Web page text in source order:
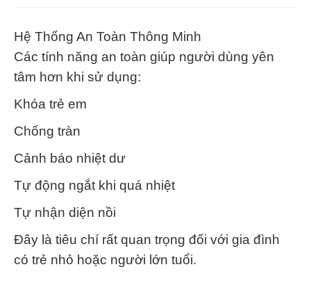
Hệ Thống An Toàn Thông Minh
Các tính năng an toàn giúp người dùng yên
tâm hơn khi sử dụng:
Khóa trẻ em
Chống tràn
Cảnh báo nhiệt dư
Tự động ngắt khi quá nhiệt
Tự nhận diện nồi
Đây là tiêu chí rất quan trọng đối với gia đình
có trẻ nhỏ hoặc người lớn tuổi.